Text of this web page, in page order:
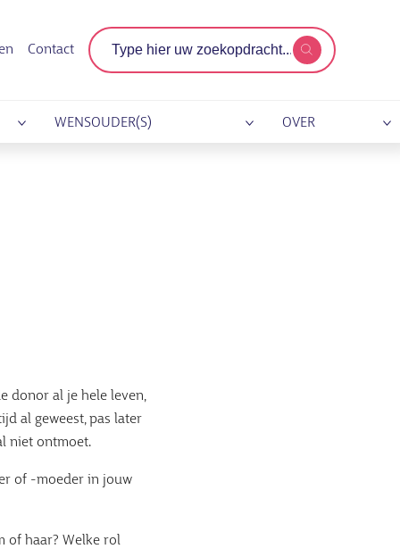
Contact
Zoekterm
WENSOUDER(S) OVER
donor al je hele leven,
al geweest, pas later
niet ontmoet.
of -moeder in jouw
of haar? Welke rol